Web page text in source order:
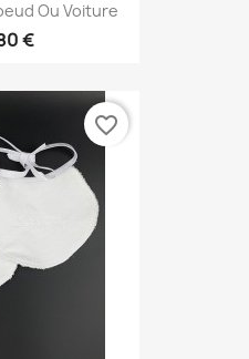
Ou Voiture
€
favorite_border